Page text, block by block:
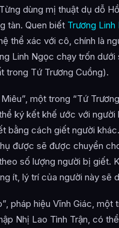
dùng mị thuật dụ dỗ
tàn. Quen biết Trương
thể xác với cô, chính là
Linh Ngọc chạy trốn
trong Tứ Trương Cuồng).
một trong “Tứ
ký kết khế ước với
bằng cách giết người
được sẽ được chuyển
số lượng người bị giết.
ít, lý trí của người này sẽ
pháp hiệu Vĩnh Giác, một
Nhị Lao Tình Trận, có